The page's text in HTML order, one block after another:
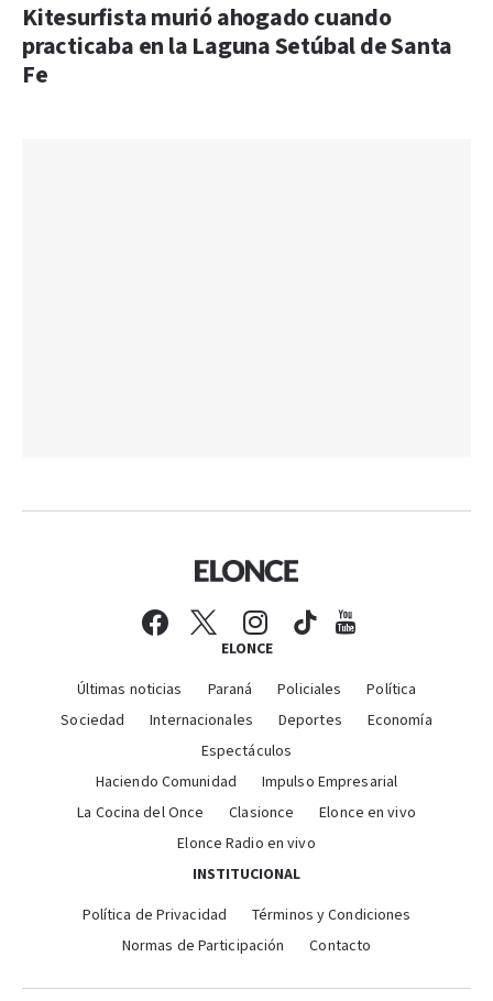
Kitesurfista murió ahogado cuando
practicaba en la Laguna Setúbal de Santa
Fe
ELONCE
Últimas noticias Paraná Policiales
Política
Sociedad
Internacionales Deportes
Economía
Espectáculos
Haciendo Comunidad
Impulso Empresarial
La Cocina del Once
Clasionce
Elonce en vivo
Elonce Radio en vivo
INSTITUCIONAL
Política de Privacidad
Términos y Condiciones
Normas de Participación
Contacto